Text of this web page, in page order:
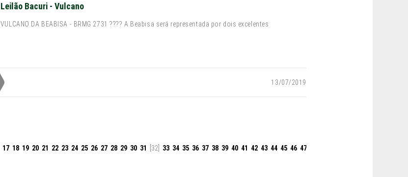
Leilão Bacuri - Vulcano
VULCANO DA BEABISA - BRMG 2731 ???? A Beabisa será representada por dois excelentes
13/07/2019
17 18 19 20 21 22 23 24 25 26 27 28 29 30 31 [32] 33 34 35 36 37 38 39 40 41 42 43 44 45 46 47